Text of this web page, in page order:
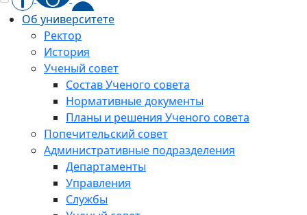
Об университете
Ректор
История
Ученый совет
Состав Ученого совета
Нормативные документы
Планы и решения Ученого совета
Попечительский совет
Административные подразделения
Департаменты
Управления
Службы